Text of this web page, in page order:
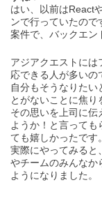
はい、以前はReact
ンで行っていたの
案件で、バックエン
アジアクエストに
応できる人が多いの
自分もそうなりたい
とがないことに焦り
その思いを上司に伝
ようか！と言っても
ても嬉しかったです。
実際にやってみる
やチームのみんなか
ようになりました。